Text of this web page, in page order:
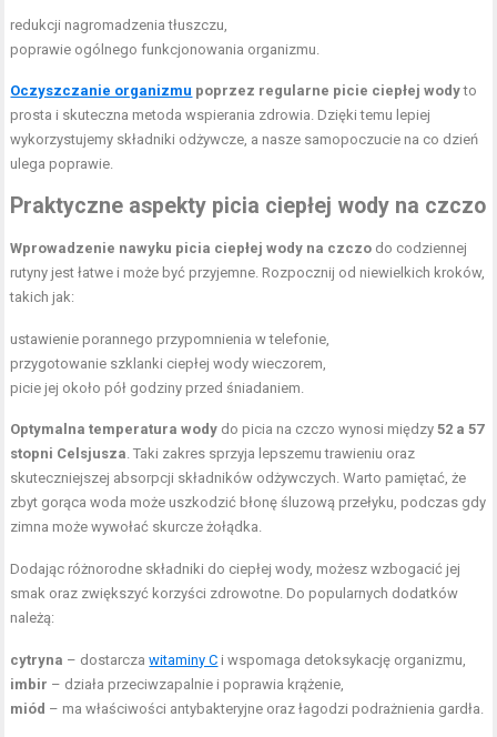
redukcji nagromadzenia tłuszczu,
poprawie ogólnego funkcjonowania organizmu.
Oczyszczanie organizmu poprzez regularne picie ciepłej wodyto
prosta i skuteczna metoda wspierania zdrowia. Dzięki temu lepiej
wykorzystujemy składniki odżywcze, a nasze samopoczucie na co dzień
ulega poprawie.
Praktyczne aspekty picia ciepłej wody na czczo
Wprowadzenie nawyku picia ciepłej wody na czczo do codziennej
rutyny jest łatwe i może być przyjemne. Rozpocznij od niewielkich kroków,
takich jak:
ustawienie porannego przypomnienia w telefonie,
przygotowanie szklanki ciepłej wody wieczorem,
picie jej około pół godziny przed śniadaniem.
Optymalna temperatura wody do picia na czczo wynosi między52 a 57
stopni Celsjusza . Taki zakres sprzyja lepszemu trawieniu oraz
skuteczniejszej absorpcji składników odżywczych. Warto pamiętać, że
zbyt gorąca woda może uszkodzić błonę śluzową przełyku, podczas gdy
zimna może wywołać skurcze żołądka.
Dodając różnorodne składniki do ciepłej wody, możesz wzbogacić jej
smak oraz zwiększyć korzyści zdrowotne. Do popularnych dodatków
należą:
cytryna – dostarczawitaminy C i wspomaga detoksykację organizmu,
imbir – działa przeciwzapalnie i poprawia krążenie,
miód – ma właściwości antybakteryjne oraz łagodzi podrażnienia gardła.